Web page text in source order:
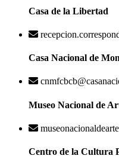
Casa de la Libertad
Casa Nacional de
Museo Nacional de
Centro de la Cultura